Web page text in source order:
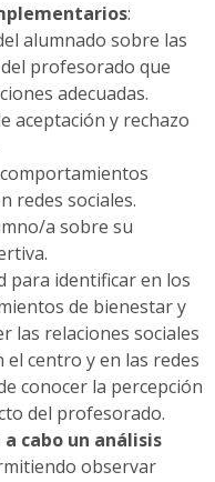
:
alumnado sobre las
profesorado que
adecuadas.
aceptación y rechazo
redes sociales.
a sobre su
para identificar en los
de bienestar y
las relaciones sociales
el centro y en las redes
conocer la percepción
del profesorado.
cabo un análisis
observar